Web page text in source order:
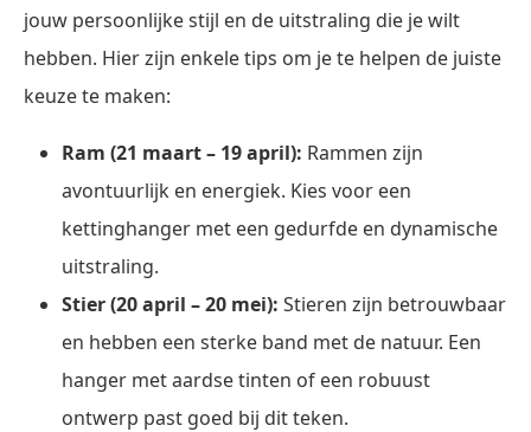
jouw persoonlijke stijl en de uitstraling die je wilt
hebben. Hier zijn enkele tips om je te helpen de juiste
keuze te maken:
Ram (21 maart – 19 april): Rammen zijn
avontuurlijk en energiek. Kies voor een
kettinghanger met een gedurfde en dynamische
uitstraling.
Stier (20 april – 20 mei): Stieren zijn betrouwbaar
en hebben een sterke band met de natuur. Een
hanger met aardse tinten of een robuust
ontwerp past goed bij dit teken.